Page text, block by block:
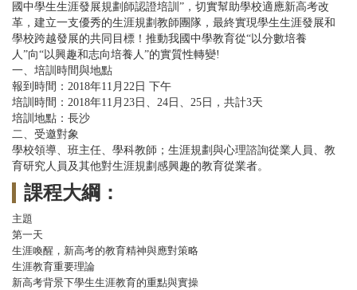
國中學生生涯發展規劃師認證培訓”，切實幫助學校適應新高考改
革，建立一支優秀的生涯規劃教師團隊，最終實現學生生涯發展和
學校跨越發展的共同目標！推動我國中學教育從“以分數培養
人”向“以興趣和志向培養人”的實質性轉變!
一、培訓時間與地點
報到時間：2018年11月22日 下午
培訓時間：2018年11月23日、24日、25日，共計3天
培訓地點：長沙
二、受邀對象
學校領導、班主任、學科教師；生涯規劃與心理諮詢從業人員、教
育研究人員及其他對生涯規劃感興趣的教育從業者。
課程大綱：
主題
第一天
生涯喚醒，新高考的教育精神與應對策略
生涯教育重要理論
新高考背景下學生生涯教育的重點與實操